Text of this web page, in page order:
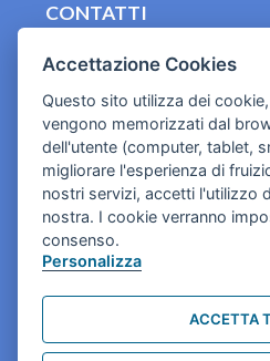
CONTATTI
Cookies e informativa
Accettazione Cookies
Questo sito utilizza dei
vengono memorizzati dal
dell'utente (computer, tablet,
migliorare l'esperienza di
nostri servizi, accetti l'utilizzo
nostra. I cookie verranno
consenso.
Personalizza
ACCETTA